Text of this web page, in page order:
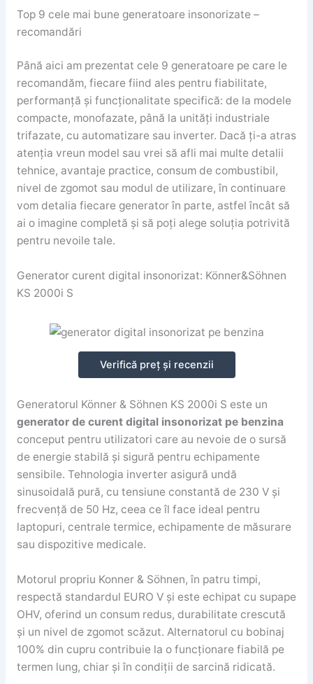
Top 9 cele mai bune generatoare insonorizate –
recomandări
Până aici am prezentat cele 9 generatoare pe care le
recomandăm, fiecare fiind ales pentru fiabilitate,
performanță și funcționalitate specifică: de la modele
compacte, monofazate, până la unități industriale
trifazate, cu automatizare sau inverter. Dacă ți-a atras
atenția vreun model sau vrei să afli mai multe detalii
tehnice, avantaje practice, consum de combustibil,
nivel de zgomot sau modul de utilizare, în continuare
vom detalia fiecare generator în parte, astfel încât să
ai o imagine completă și să poți alege soluția potrivită
pentru nevoile tale.
Generator curent digital insonorizat: Könner&Söhnen
KS 2000i S
Verifică preț și recenzii
Generatorul Könner & Söhnen KS 2000i S este un
generator de curent digital insonorizat pe benzina
conceput pentru utilizatori care au nevoie de o sursă
de energie stabilă și sigură pentru echipamente
sensibile. Tehnologia inverter asigură undă
sinusoidală pură, cu tensiune constantă de 230 V și
frecvență de 50 Hz, ceea ce îl face ideal pentru
laptopuri, centrale termice, echipamente de măsurare
sau dispozitive medicale.
Motorul propriu Konner & Söhnen, în patru timpi,
respectă standardul EURO V și este echipat cu supape
OHV, oferind un consum redus, durabilitate crescută
și un nivel de zgomot scăzut. Alternatorul cu bobinaj
100% din cupru contribuie la o funcționare fiabilă pe
termen lung, chiar și în condiții de sarcină ridicată.